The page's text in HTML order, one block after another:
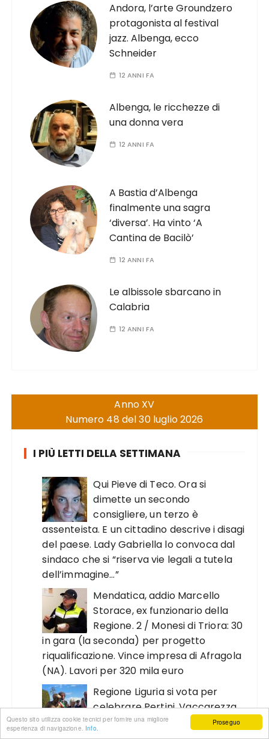
Proseguo
Questo sito utilizza cookie tecnici per fornire una migliore
esperienza di navigazione. Info.
Andora, l’arte Groundzero
protagonista al festival
jazz. Albenga, ecco
Schneider
12 ANNI FA
Albenga, le ricchezze di
una donna vera
12 ANNI FA
A Bastia d’Albenga
finalmente una sagra
‘diversa’. Ha vinto ‘A
Cantina de Bacilò’
12 ANNI FA
Le albissole sbarcano in
Calabria
12 ANNI FA
Anno XV
Numero 48 del 30 luglio 2026
I PIÙ LETTI DELLA SETTIMANA
Qui Pieve di Teco. Ora si
dimette un secondo
consigliere, un terzo è
assenteista. E un cittadino descrive i disagi
del paese. Lady Gabriella lo convoca dal
sindaco che si “riserva vie legali a tutela
dell’immagine…”
Mendatica, addio Marcello
Storace, ex funzionario della
Regione. 2 / Monesi di Triora: 30
in gara (la seconda) per progetto
riqualificazione. Vince impresa di Afragola
(NA). Lavori per 320 mila euro
Regione Liguria si vota per
celebrare Pertini. Vaccarezza
lascia l’aula. Torna col